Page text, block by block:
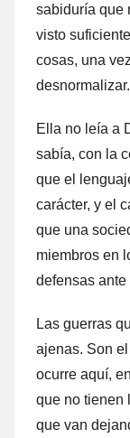
sabiduría que
visto
cosas, una
desnormalizar.
Ella no leía a
sabía, con la
que el
carácter, y el
que una
miembros en
defensas
Las guerras
ajenas. Son
ocurre aquí,
que no tienen
que van